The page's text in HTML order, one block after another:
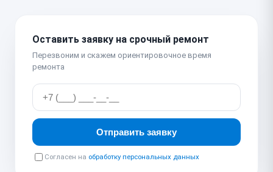
Оставить заявку на срочный ремонт
Перезвоним и скажем ориентировочное время
ремонта
Отправить заявку
Согласен на обработку персональных данных